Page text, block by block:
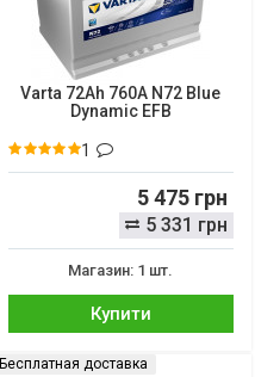
Varta 72Ah 760A N72 Blue
Dynamic EFB
1
5 475 грн
5 331 грн
Магазин: 1 шт.
Купити
Бесплатная доставка